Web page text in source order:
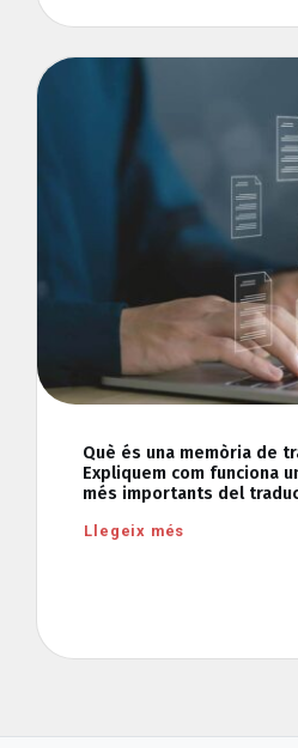
Què és una memòria de
Expliquem com funciona
més importants del
Llegeix més